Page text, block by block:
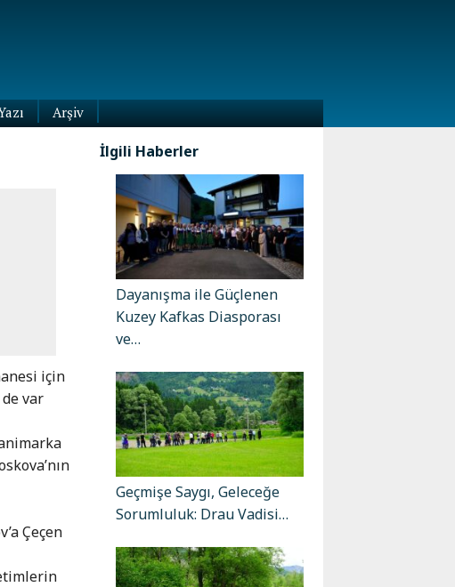
Arşiv
için
var
Çeçen
İlgili Haberler
Dayanışma ile Güçlenen
Kuzey Kafkas Diasporası
ve…
Geçmişe Saygı, Geleceğe
Sorumluluk: Drau Vadisi…